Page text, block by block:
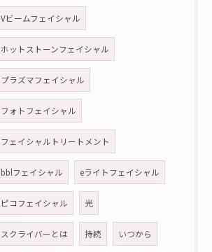
Vビームフェイシャル
ホットストーンフェイシャル
プラズマフェイシャル
フォトフェイシャル
フェイシャルトリートメント
bblフェイシャル eライトフェイシャル
ピコフェイシャル 光
スクライバーとは 持続 いつから